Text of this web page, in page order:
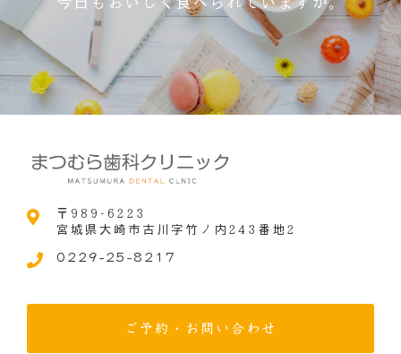
〒989-6223
宮城県大崎市古川字竹ノ内243番地2
0229-25-8217
ご予約・お問い合わせ